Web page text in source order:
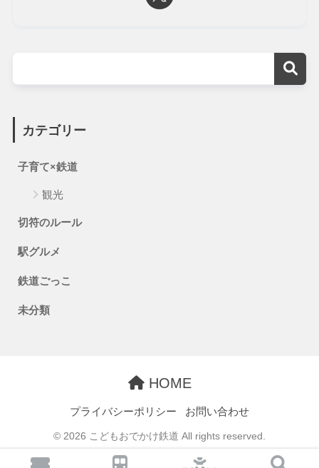
カテゴリー
子育て×鉄道
観光
切符のルール
駅グルメ
鉄道ごっこ
未分類
HOME
プライバシーポリシー お問い合わせ
© 2026 こどもおでかけ鉄道 All rights reserved.